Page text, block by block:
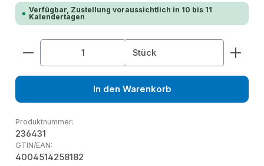
Verfügbar, Zustellung voraussichtlich in 10 bis 11
Kalendertagen
Produkt Anzahl: Gib den gewünschten Wert
Stück
In den Warenkorb
Produktnummer:
236431
GTIN/EAN:
4004514258182